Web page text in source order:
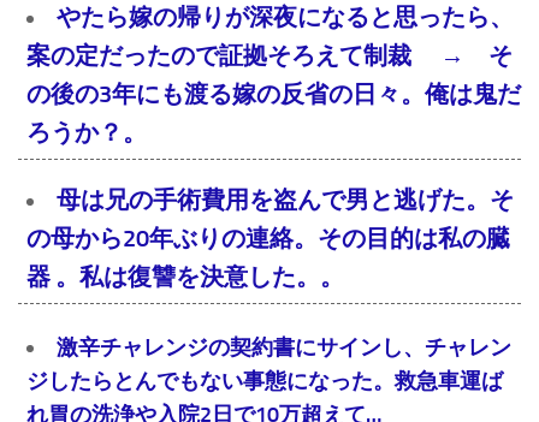
やたら嫁の帰りが深夜になると思ったら、
案の定だったので証拠そろえて制裁 → そ
の後の3年にも渡る嫁の反省の日々。俺は鬼だ
ろうか？。
母は兄の手術費用を盗んで男と逃げた。そ
の母から20年ぶりの連絡。その目的は私の臓
器 。私は復讐を決意した。。
激辛チャレンジの契約書にサインし、チャレン
ジしたらとんでもない事態になった。救急車運ば
れ胃の洗浄や入院2日で10万超えて…